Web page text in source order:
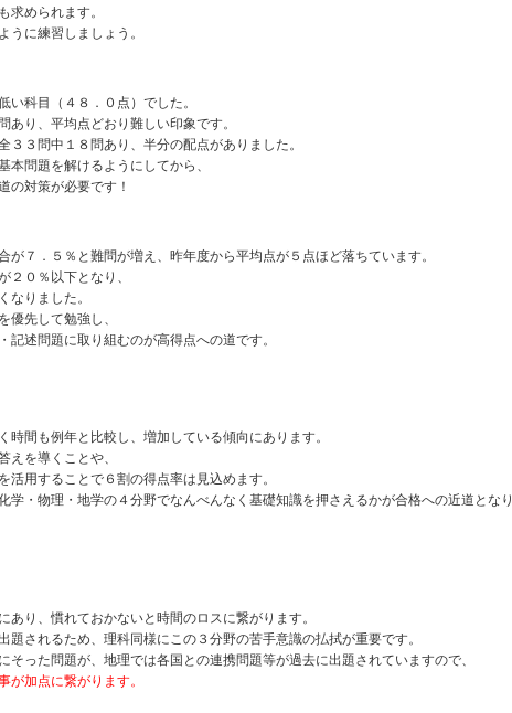
も求められます。
うに練習しましょう。
い科目（４８．０点）でした。
あり、平均点どおり難しい印象です。
３３問中１８問あり、半分の配点がありました。
本問題を解けるようにしてから、
の対策が必要です！
が７．５％と難問が増え、昨年度から平均点が５点ほど落ちています。
２０％以下となり、
なりました。
優先して勉強し、
記述問題に取り組むのが高得点への道です。
時間も例年と比較し、増加している傾向にあります。
えを導くことや、
活用することで６割の得点率は見込めます。
学・物理・地学の４分野でなんべんなく基礎知識を押さえるかが合格への近道となり
あり、慣れておかないと時間のロスに繋がります。
題されるため、理科同様にこの３分野の苦手意識の払拭が重要です。
そった問題が、地理では各国との連携問題等が過去に出題されていますので、
が加点に繋がります。